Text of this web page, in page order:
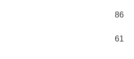
86
61